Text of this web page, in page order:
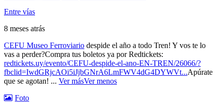
Entre vías
8 meses atrás
CEFU Museo Ferroviario despide el año a todo Tren! Y vos te lo
vas a perder?Compra tus boletos ya por Redtickets:
redtickets.uy/evento/CEFU-despide-el-ano-EN-TREN/26066/?
fbclid=IwdGRjcAOi5iJjbGNrA6LmFWV4dG4DYWVt...Apúrate
que se agotan! ... Ver másVer menos
Foto